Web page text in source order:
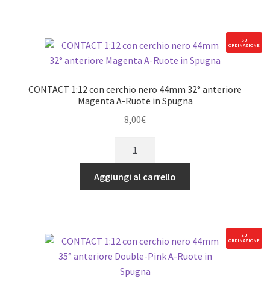
Pink
Ruote
Spugna
SU
ORDINAZIONE
CONTACT 1:12 con cerchio nero 44mm 32° anteriore
Magenta A-Ruote in Spugna
8,00€
con
cerchio
anteriore
Magenta
A-
Aggiungi al carrello
SU
ORDINAZIONE